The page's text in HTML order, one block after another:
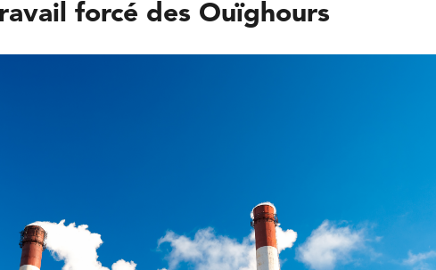
forcé des Ouïghours